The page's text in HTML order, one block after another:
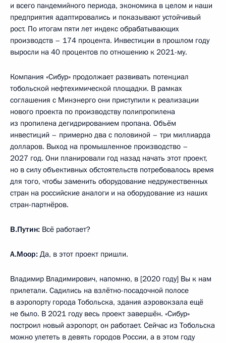
и всего пандемийного периода, экономика в целом и наши
предприятия адаптировались и показывают устойчивый
рост. По итогам пяти лет индекс обрабатывающих
производств – 174 процента. Инвестиции в прошлом году
выросли на 40 процентов по отношению к 2021-му.
Компания «Сибур» продолжает развивать потенциал
тобольской нефтехимической площадки. В рамках
соглашения с Минэнерго они приступили к реализации
нового проекта по производству полипропилена
из пропилена дегидрированием пропана. Объём
инвестиций – примерно два с половиной – три миллиарда
долларов. Выход на промышленное производство –
2027 год. Они планировали год назад начать этот проект,
но в силу объективных обстоятельств потребовалось время
для того, чтобы заменить оборудование недружественных
стран на российские аналоги и на оборудование из наших
стран-партнёров.
В.Путин: Всё работает?
А.Моор: Да, в этот проект пришли.
Владимир Владимирович, напомню, в [2020 году] Вы к нам
прилетали. Садились на взлётно-посадочной полосе
в аэропорту города Тобольска, здания аэровокзала ещё
не было. В 2021 году весь проект завершён. «Сибур»
построил новый аэропорт, он работает. Сейчас из Тобольска
можно улететь в девять городов России, а в этом году